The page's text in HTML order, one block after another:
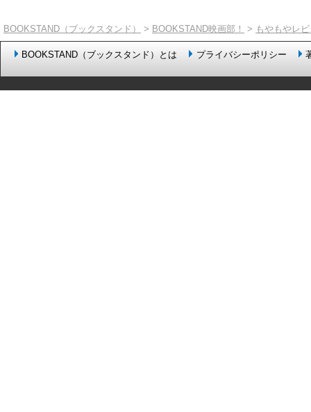
BOOKSTAND（ブックスタンド） > BOOKSTAND映画部！ > もやもやレ
BOOKSTAND（ブックスタンド）とは プライバシーポリシー